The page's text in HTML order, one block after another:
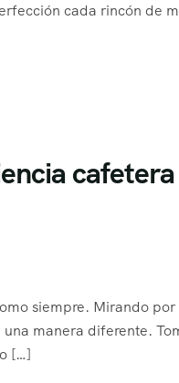
cada rincón de
siempre. Mirando
manera diferente.
[…]